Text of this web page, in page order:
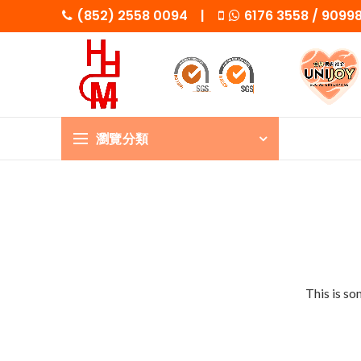
(852) 2558 0094 | 6176 3558 /
瀏覽分類
This is